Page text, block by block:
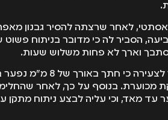
לאחר שרצתה להסיר גבנון
הסביר לה כי מדובר בניתוח פשוט
וארך לא פחות משלוש שעות.
לדברי עו"ד ואנונו, לאחר הניתוח התברר לצעירה
מכוערת. בנוסף על כך, לאחר
מאד, וכי עליה לבצע ניתוח מתקן